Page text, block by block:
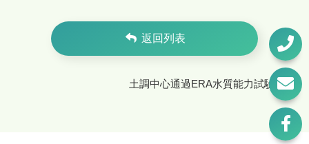
返回列表
土調中心通過ERA水質能力試驗